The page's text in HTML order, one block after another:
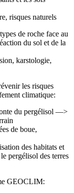
risques naturels
de roche face au
du sol et de la
karstologie,
les risques
climatique:
du pergélisol —>
de boue,
des habitats et
pergélisol des terres
GEOCLIM: